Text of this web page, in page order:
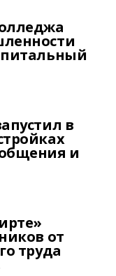
в
и
от
труда